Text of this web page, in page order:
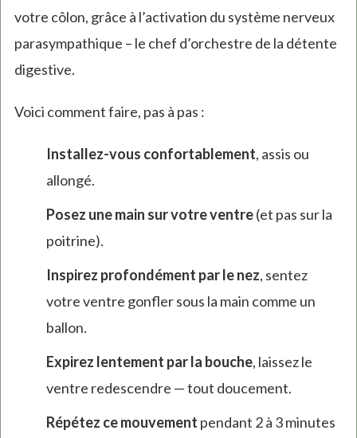
votre côlon, grâce à l’activation du système nerveux
parasympathique – le chef d’orchestre de la détente
digestive.
Voici comment faire, pas à pas :
Installez-vous confortablement, assis ou
allongé.
Posez une main sur votre ventre(et pas sur la
poitrine).
Inspirez profondément par le nez, sentez
votre ventre gonfler sous la main comme un
ballon.
Expirez lentement par la bouche, laissez le
ventre redescendre — tout doucement.
Répétez ce mouvement pendant 2 à 3 minutes